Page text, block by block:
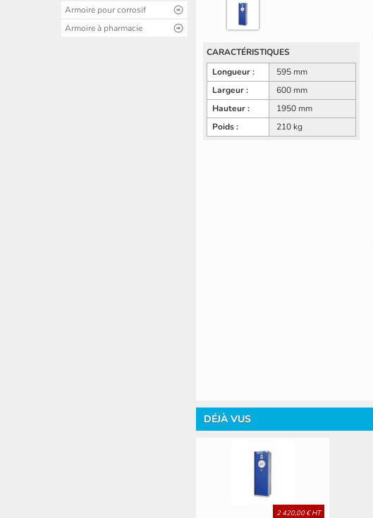
Armoire pour corrosif
Armoire à pharmacie
CARACTÉRISTIQUES
Longueur :
595 mm
Largeur :
600 mm
Hauteur :
1950 mm
Poids :
210 kg
DÉJÀ VUS
2 420,00 € HT